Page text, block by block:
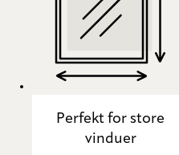
Perfekt for store
vinduer